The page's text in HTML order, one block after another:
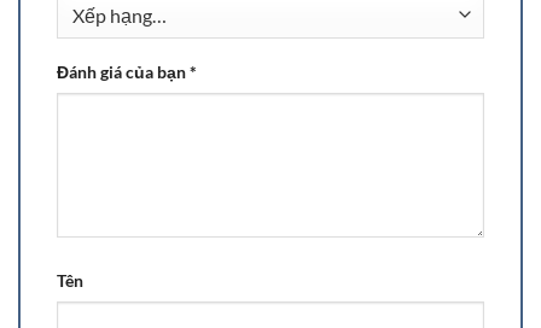
Đánh giá của bạn*
Tên